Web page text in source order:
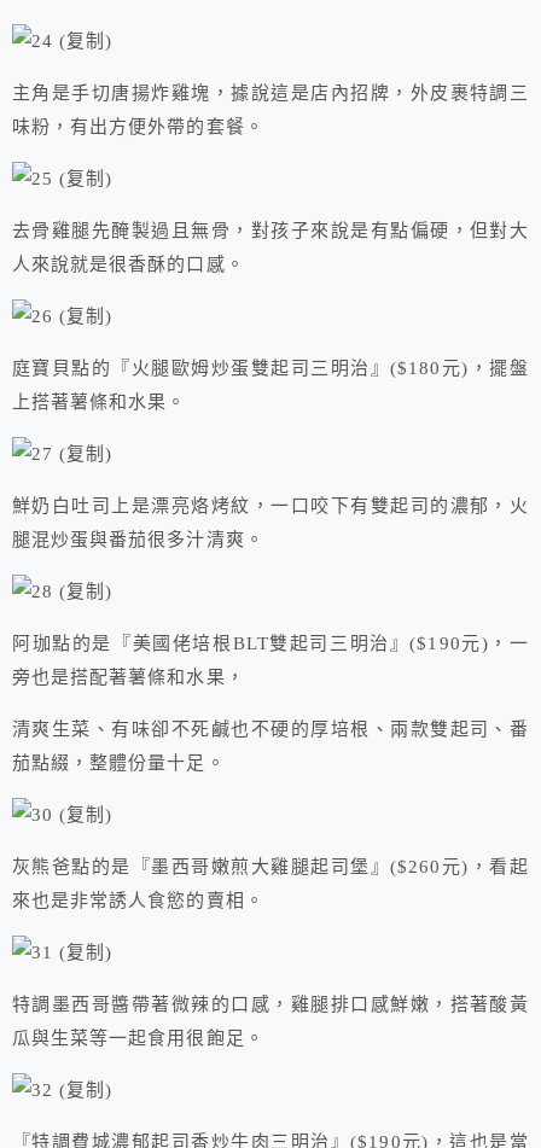
主角是手切唐揚炸雞塊，據說這是店內招牌，外皮裹特調三
味粉，有出方便外帶的套餐。
去骨雞腿先醃製過且無骨，對孩子來說是有點偏硬，但對大
人來說就是很香酥的口感。
庭寶貝點的『火腿歐姆炒蛋雙起司三明治』($180元)，擺盤
上搭著薯條和水果。
鮮奶白吐司上是漂亮烙烤紋，一口咬下有雙起司的濃郁，火
腿混炒蛋與番茄很多汁清爽。
阿珈點的是『美國佬培根BLT雙起司三明治』($190元)，一
旁也是搭配著薯條和水果，
清爽生菜、有味卻不死鹹也不硬的厚培根、兩款雙起司、番
茄點綴，整體份量十足。
灰熊爸點的是『墨西哥嫩煎大雞腿起司堡』($260元)，看起
來也是非常誘人食慾的賣相。
特調墨西哥醬帶著微辣的口感，雞腿排口感鮮嫩，搭著酸黃
瓜與生菜等一起食用很飽足。
『特調費城濃郁起司香炒牛肉三明治』($190元)，這也是當